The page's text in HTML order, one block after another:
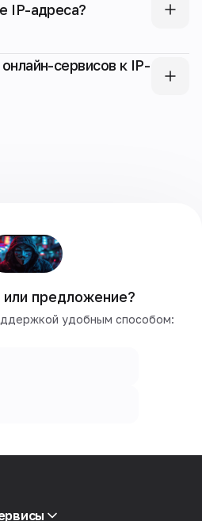
IP-адреса?
сервисов к IP-
или предложение?
удобным способом: